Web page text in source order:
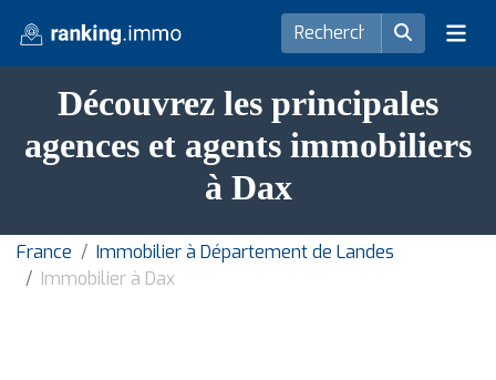
Découvrez les principales
agences et agents immobiliers
à Dax
France
Immobilier à Département de Landes
Immobilier à Dax